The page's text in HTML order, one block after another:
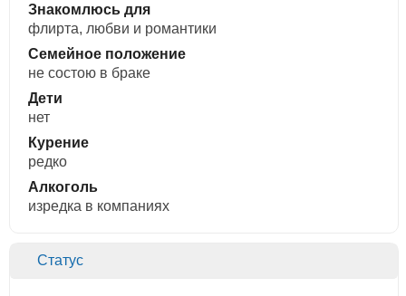
Знакомлюсь для
флирта, любви и романтики
Семейное положение
не состою в браке
Дети
нет
Курение
редко
Алкоголь
изредка в компаниях
Статус